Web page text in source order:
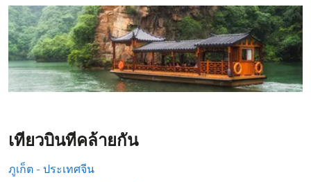
เที่ยวบินที่คล้ายกัน
ภูเก็ต - ประเทศจีน